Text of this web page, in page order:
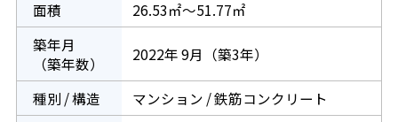
面積
26.53㎡～51.77㎡
築年月
（築年数）
2022年 9月（築3年）
種別 / 構造
マンション / 鉄筋コンクリート